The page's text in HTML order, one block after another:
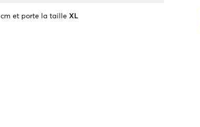
cm et porte la taille XL